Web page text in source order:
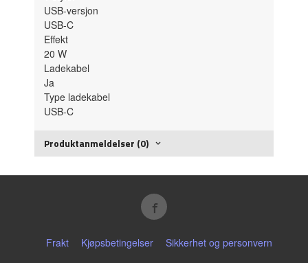
USB-versjon
USB-C
Effekt
20W
Ladekabel
Ja
Type ladekabel
USB-C
Produktanmeldelser (0)
Frakt Kjøpsbetingelser
Sikkerhet og personvern